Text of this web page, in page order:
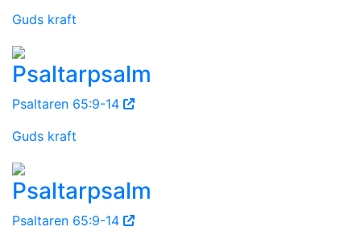
Guds kraft
Psaltarpsalm
Psaltaren 65:9-14
Guds kraft
Psaltarpsalm
Psaltaren 65:9-14